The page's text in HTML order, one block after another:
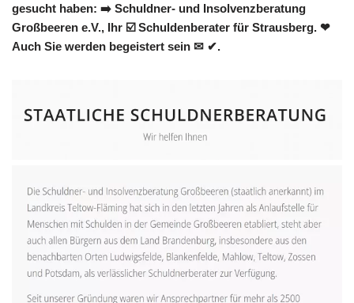
gesucht haben: ➡️ Schuldner- und Insolvenzberatung
Großbeeren e.V., Ihr ☑️ Schuldenberater für Strausberg. ❤
Auch Sie werden begeistert sein ✉ ✔.